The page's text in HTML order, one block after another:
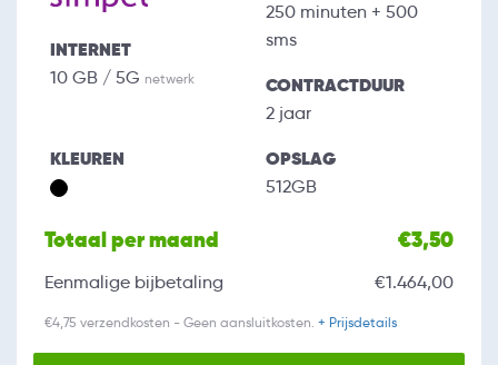
INTERNET
10 GB / 5G netwerk
250 minuten + 500
sms
CONTRACTDUUR
2 jaar
KLEUREN OPSLAG
512GB
Totaal per maand €3,50
Eenmalige bijbetaling €1.464,00
€4,75 verzendkosten - Geen aansluitkosten. + Prijsdetails